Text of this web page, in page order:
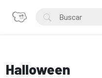
Halloween